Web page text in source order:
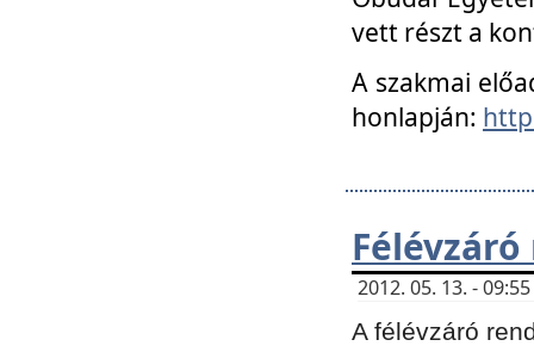
vett részt a
A szakmai
honlapján:
2012. 05. 13. -
A félévzáró